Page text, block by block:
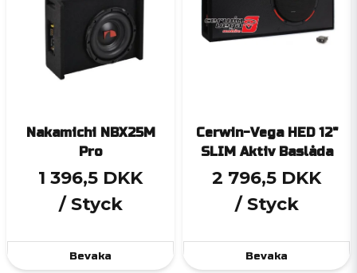
Nakamichi NBX25M
Pro
1 396,5 DKK
/ Styck
Bevaka
Cerwin-Vega HED 12"
SLIM Aktiv Baslåda
2 796,5 DKK
/ Styck
Bevaka